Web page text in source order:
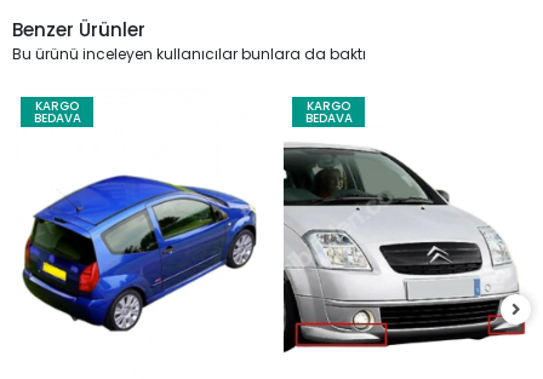
Benzer Ürünler
Bu ürünü inceleyen kullanıcılar bunlara da baktı
KARGO
BEDAVA
KARGO
BEDAVA